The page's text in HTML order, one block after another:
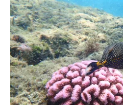
員，除有11名相關機關代表，也
署、全國漁會推薦的八名代表，
團體代表則長期投入棲地復育、
策等相關專業領域，並有傑出海
以及參與《海洋保育法》推動
任，任期為兩年。三位專家學者
所榮譽講座教授邵廣昭、台灣大
昌鳳、政治大學國際經營與貿易
體代表為蠻野心足生態協會創會